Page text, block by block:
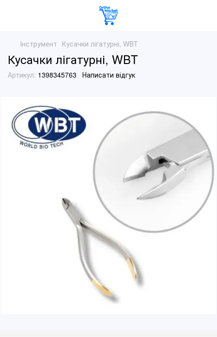
Інструмент Кусачки лігатурні, WBT
Кусачки лігатурні, WBT
Артикул: 1398345763 Написати відгук